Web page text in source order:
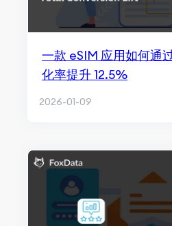
一款 eSIM 应用如何通
化率提升 12.5%
2026-01-09